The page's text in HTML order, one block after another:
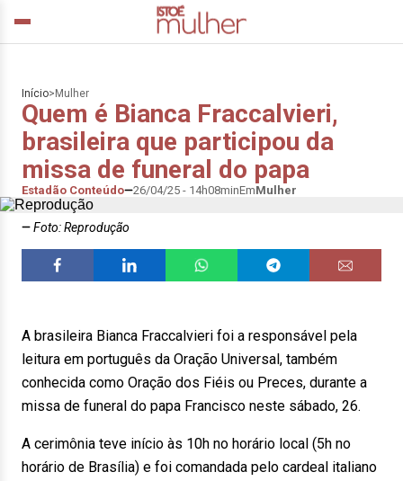
Início> Mulher
Quem é Bianca Fraccalvieri,
brasileira que participou da
missa de funeral do papa
Estadão Conteúdo 26/04/25 - 14h08minEmMulher
Foto: Reprodução
A brasileira Bianca Fraccalvieri foi a responsável pela
leitura em português da Oração Universal, também
conhecida como Oração dos Fiéis ou Preces, durante a
missa de funeral do papa Francisco neste sábado, 26.
A cerimônia teve início às 10h no horário local (5h no
horário de Brasília) e foi comandada pelo cardeal italiano